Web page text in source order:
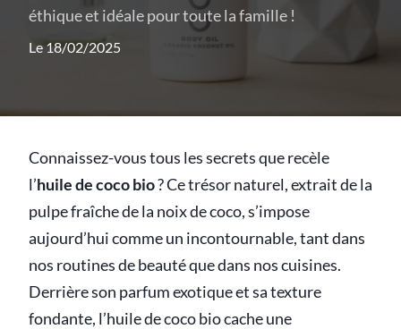
éthique et idéale pour toute la famille !
Le 18/02/2025
Connaissez-vous tous les secrets que recèle
l’huile de coco bio? Ce trésor naturel, extrait de la
pulpe fraîche de la noix de coco, s’impose
aujourd’hui comme un incontournable, tant dans
nos routines de beauté que dans nos cuisines.
Derrière son parfum exotique et sa texture
fondante, l’huile de coco bio cache une